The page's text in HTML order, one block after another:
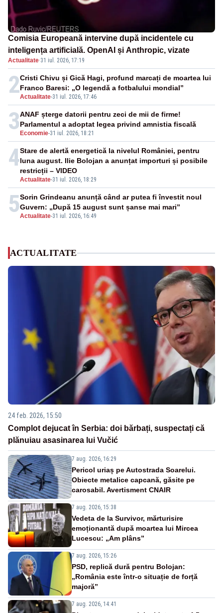
Comisia Europeană intervine după incidentele cu
inteligența artificială. OpenAI și Anthropic, vizate
Actualitate·31 iul. 2026, 17:19
2Actualitate-31 iul. 2026, 17:46
Cristi Chivu și Gică Hagi, profund marcați de moartea lui
Franco Baresi: „O legendă a fotbalului mondial”
3 Economie-31 iul. 2026, 18:21
ANAF șterge datorii pentru zeci de mii de firme!
Parlamentul a adoptat legea privind amnistia fiscală
4
Actualitate-31 iul. 2026, 18:29
Stare de alertă energetică la nivelul României, pentru
luna august. Ilie Bolojan a anunțat importuri și posibile
restricții – VIDEO
5Actualitate-31 iul. 2026, 16:49
Sorin Grindeanu anunță când ar putea fi învestit noul
Guvern: „După 15 august sunt șanse mai mari”
ACTUALITATE
24 feb. 2026, 15:50
Complot dejucat în Serbia: doi bărbați, suspectați că
plănuiau asasinarea lui Vučić
7 aug. 2026, 16:29
Pericol uriaș pe Autostrada Soarelui.
Obiecte metalice capcană, găsite pe
carosabil. Avertisment CNAIR
7 aug. 2026, 15:38
Vedeta de la Survivor, mărturisire
emoționantă după moartea lui Mircea
Lucescu: „Am plâns”
7 aug. 2026, 15:26
PSD, replică dură pentru Bolojan:
„România este într-o situație de forță
majoră”
7 aug. 2026, 14:41